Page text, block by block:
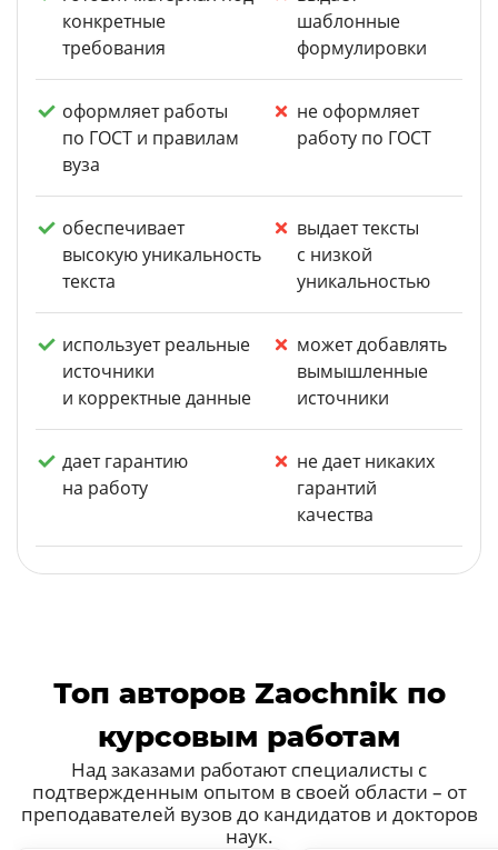
конкретные
требования
шаблонные
формулировки
оформляет работы
по ГОСТ и правилам
вуза
не оформляет
работу по ГОСТ
обеспечивает
высокую уникальность
текста
выдает тексты
с низкой
уникальностью
использует реальные
источники
и корректные данные
может добавлять
вымышленные
источники
дает гарантию
на работу
не дает никаких
гарантий
качества
Топ авторов Zaochnik по
курсовым работам
Над заказами работают специалисты с
подтвержденным опытом в своей области – от
преподавателей вузов до кандидатов и докторов
наук.